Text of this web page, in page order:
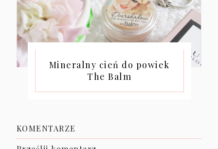
Mineralny cień do powiek
The Balm
KOMENTARZE